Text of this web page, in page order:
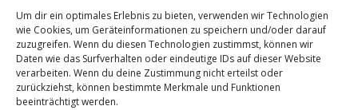
Um dir ein optimales Erlebnis zu bieten, verwenden wir Technologien
wie Cookies, um Geräteinformationen zu speichern und/oder darauf
zuzugreifen. Wenn du diesen Technologien zustimmst, können wir
Daten wie das Surfverhalten oder eindeutige IDs auf dieser Website
verarbeiten. Wenn du deine Zustimmung nicht erteilst oder
zurückziehst, können bestimmte Merkmale und Funktionen
beeinträchtigt werden.
Blomberg Ostfriesland (12.36 km)
Hage Ostfriesland (12.76 km)
Berumbur (12.88 km)
Eversmeer